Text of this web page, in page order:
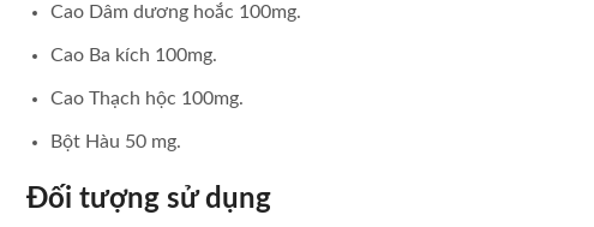
Cao Dâm dương hoắc 100mg.
Cao Ba kích 100mg.
Cao Thạch hộc 100mg.
Bột Hàu 50 mg.
Đối tượng sử dụng